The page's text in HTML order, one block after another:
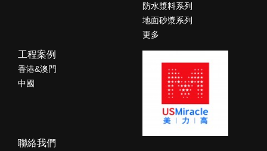
防水漿料系列
地面砂漿系列
更多
工程案例
香港&澳門
中國
聯絡我們